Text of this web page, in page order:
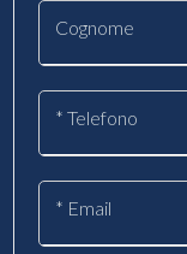
Cognome
* Telefono
* Email